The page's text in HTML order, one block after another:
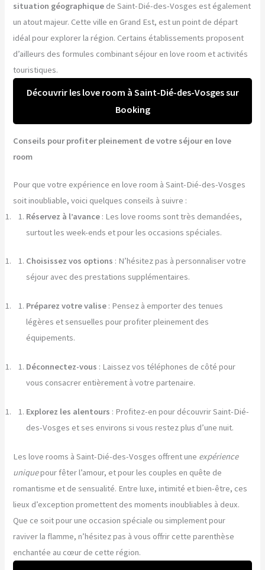
situation géographique de Saint-Dié-des-Vosges est également
un atout majeur. Cette ville en Grand Est, est un point de départ
idéal pour explorer la région. Certains établissements proposent
d’ailleurs des formules combinant séjour en love room et activités
touristiques.
Découvrir les love room à Saint-Dié-des-Vosges sur
Booking
Conseils pour profiter pleinement de votre séjour en love
room
Pour que votre expérience en love room à Saint-Dié-des-Vosges
soit inoubliable, voici quelques conseils à suivre :
Réservez à l’avance : Les love rooms sont très demandées,
surtout les week-ends et pour les occasions spéciales.
Choisissez vos options : N’hésitez pas à personnaliser votre
séjour avec des prestations supplémentaires.
Préparez votre valise : Pensez à emporter des tenues
légères et sensuelles pour profiter pleinement des
équipements.
Déconnectez-vous : Laissez vos téléphones de côté pour
vous consacrer entièrement à votre partenaire.
Explorez les alentours : Profitez-en pour découvrir Saint-Dié-
des-Vosges et ses environs si vous restez plus d’une nuit.
Les love rooms à Saint-Dié-des-Vosges offrent une expérience
uniquepour fêter l’amour, et pour les couples en quête de
romantisme et de sensualité. Entre luxe, intimité et bien-être, ces
lieux d’exception promettent des moments inoubliables à deux.
Que ce soit pour une occasion spéciale ou simplement pour
raviver la flamme, n’hésitez pas à vous offrir cette parenthèse
enchantée au cœur de cette région.